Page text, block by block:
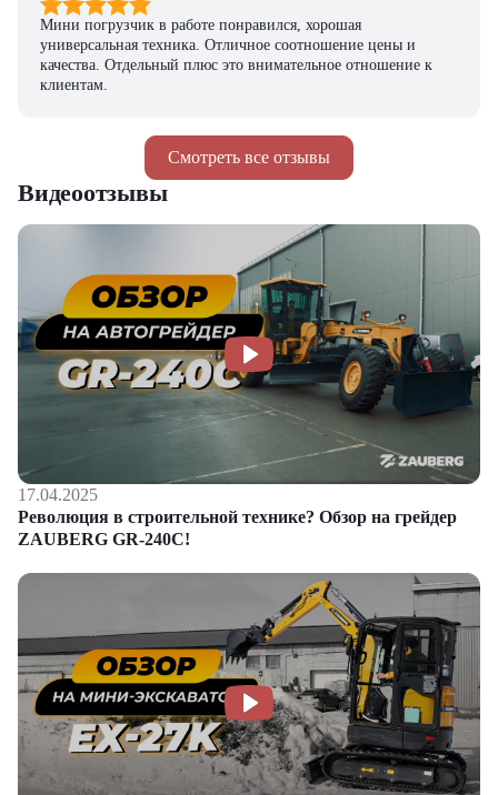
Смотреть все отзывы
Мини погрузчик в работе понравился, хорошая
универсальная техника. Отличное соотношение цены и
качества. Отдельный плюс это внимательное отношение к
клиентам.
Видеоотзывы
17.04.2025
Революция в строительной технике? Обзор на грейдер
ZAUBERG GR-240C!